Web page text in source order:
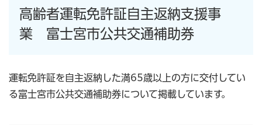
高齢者運転免許証自主返納支援事
業 富士宮市公共交通補助券
運転免許証を自主返納した満65歳以上の方に交付してい
る富士宮市公共交通補助券について掲載しています。